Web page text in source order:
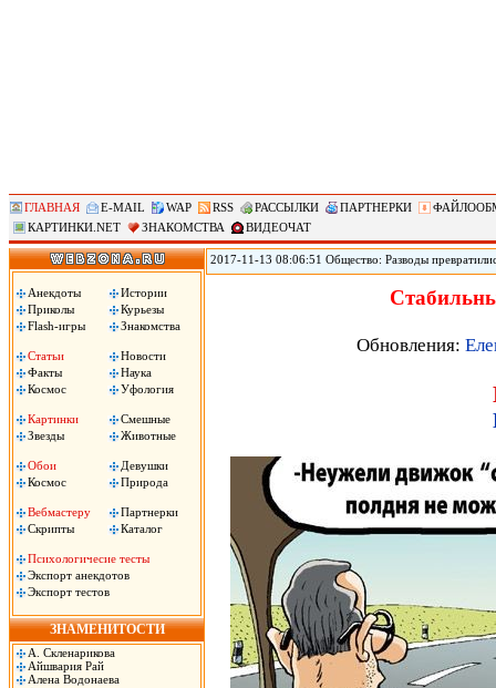
ГЛАВНАЯ E-MAIL WAP RSS РАССЫЛКИ ПАРТНЕРКИ
КАРТИНКИ.NET
ЗНАКОМСТВА ВИДЕОЧАТ
Анекдоты
Истории
Приколы
Курьезы
Flash-игры
Знакомства
Статьи
Новости
Факты
Наука
Космос
Уфология
Картинки
Смешные
Звезды
Животные
Обои
Девушки
Космос
Природа
Вебмастеру
Партнерки
Скрипты
Каталог
Психологичесие тесты
Экспорт анекдотов
Экспорт тестов
ЗНАМЕНИТОСТИ
А. Скленарикова
Айшвария Рай
Алена Водонаева
2017-11-13 08:06:51 Общество: Разводы
мировое лидерство по такому показателю, как
необходимо определиться с вектором его развития.
Обновления: